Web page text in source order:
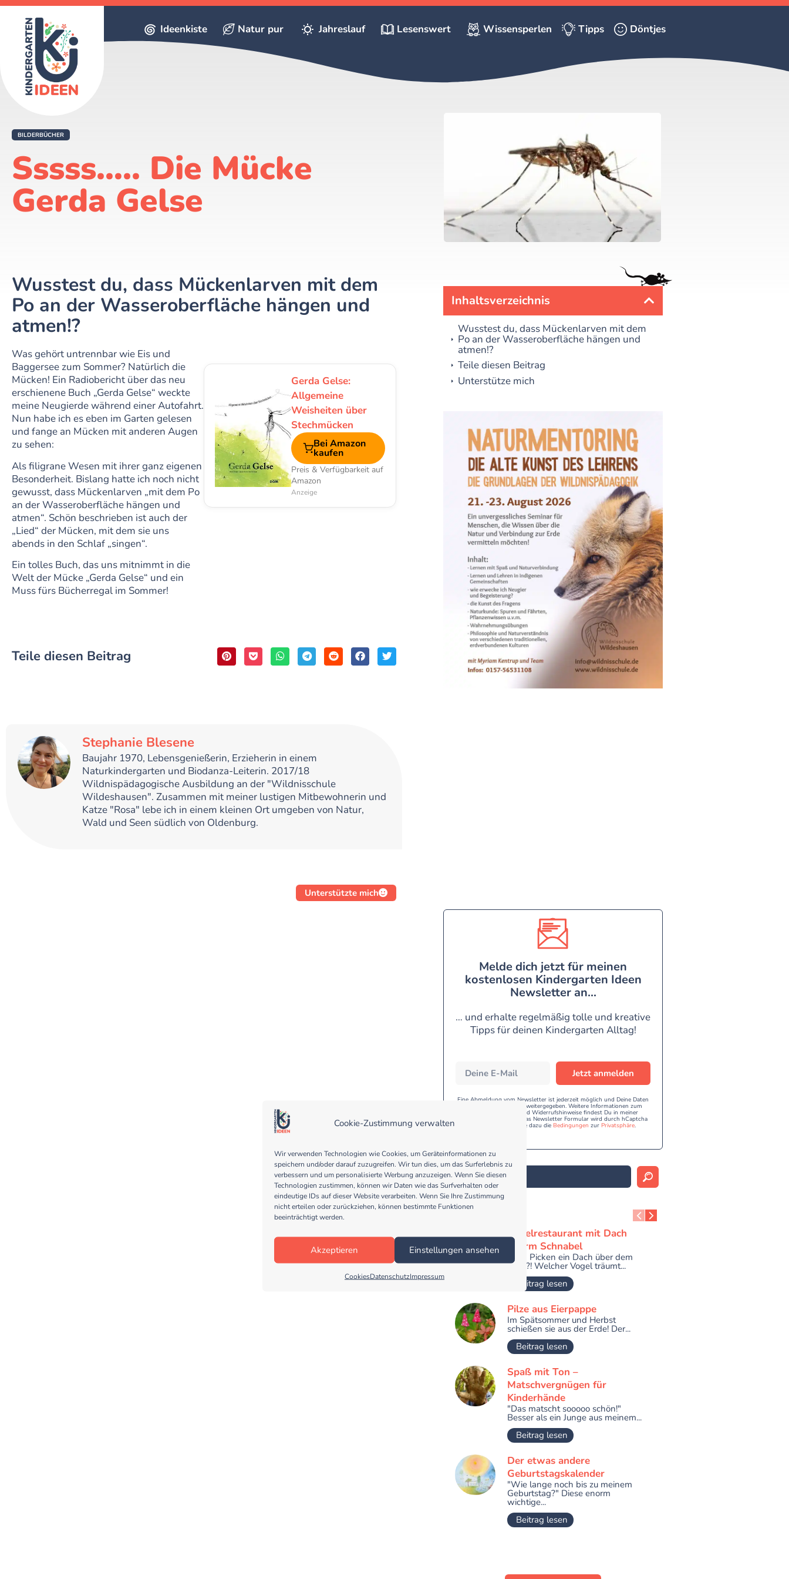
Cookie-Zustimmung verwalten
Wir verwenden Technologien wie Cookies, um Geräteinformationen zu
speichern und/oder darauf zuzugreifen. Wir tun dies, um das Surferlebnis zu
verbessern und um personalisierte Werbung anzuzeigen. Wenn Sie diesen
Technologien zustimmen, können wir Daten wie das Surfverhalten oder
eindeutige IDs auf dieser Website verarbeiten. Wenn Sie Ihre Zustimmung
nicht erteilen oder zurückziehen, können bestimmte Funktionen
beeinträchtigt werden.
Akzeptieren Einstellungen ansehen
CookiesDatenschutzImpressum
Ideenkiste Natur pur Jahreslauf Lesenswert Wissensperlen Tipps Döntjes
BILDERBÜCHER
Sssss….. Die Mücke
Gerda Gelse
Wusstest du, dass Mückenlarven mit dem
Po an der Wasseroberfläche hängen und
atmen!?
Was gehört untrennbar wie Eis und
Baggersee zum Sommer? Natürlich die
Mücken! Ein Radiobericht über das neu
erschienene Buch „Gerda Gelse“ weckte
meine Neugierde während einer Autofahrt.
Nun habe ich es eben im Garten gelesen
und fange an Mücken mit anderen Augen
zu sehen:
Als filigrane Wesen mit ihrer ganz eigenen
Besonderheit. Bislang hatte ich noch nicht
gewusst, dass Mückenlarven „mit dem Po
an der Wasseroberfläche hängen und
atmen“. Schön beschrieben ist auch der
„Lied“ der Mücken, mit dem sie uns
abends in den Schlaf „singen“.
Ein tolles Buch, das uns mitnimmt in die
Welt der Mücke „Gerda Gelse“ und ein
Muss fürs Bücherregal im Sommer!
Gerda Gelse:
Allgemeine
Weisheiten über
Stechmücken
Bei Amazon
kaufen
Preis & Verfügbarkeit auf
Amazon
Anzeige
Teile diesen Beitrag
Stephanie Blesene
Baujahr 1970, Lebensgenießerin, Erzieherin in einem
Naturkindergarten und Biodanza-Leiterin. 2017/18
Wildnispädagogische Ausbildung an der "Wildnisschule
Wildeshausen". Zusammen mit meiner lustigen Mitbewohnerin und
Katze "Rosa" lebe ich in einem kleinen Ort umgeben von Natur,
Wald und Seen südlich von Oldenburg.
Unterstützte mich
Inhaltsverzeichnis
Wusstest du, dass Mückenlarven mit dem
Po an der Wasseroberfläche hängen und
atmen!?
Teile diesen Beitrag
Unterstütze mich
Melde dich jetzt für meinen
kostenlosen Kindergarten Ideen
Newsletter an...
… und erhalte regelmäßig tolle und kreative
Tipps für deinen Kindergarten Alltag!
Jetzt anmelden
Eine Abmeldung vom Newsletter ist jederzeit möglich und Deine Daten
werden nicht an Dritte weitergegeben. Weitere Informationen zum
Anmeldeverfahren und Widerrufshinweise findest Du in meiner
Datenschutzerklärung. Das Newsletter Formular wird durch hCaptcha
geschützt. Bitte lese dazu die Bedingungen zur Privatsphäre.
Vogelrestaurant mit Dach
überm Schnabel
Beim Picken ein Dach über dem
Kopf?! Welcher Vogel träumt...
Beitrag lesen
Pilze aus Eierpappe
Im Spätsommer und Herbst
schießen sie aus der Erde! Der...
Beitrag lesen
Spaß mit Ton –
Matschvergnügen für
Kinderhände
"Das matscht sooooo schön!"
Besser als ein Junge aus meinem...
Beitrag lesen
Der etwas andere
Geburtstagskalender
"Wie lange noch bis zu meinem
Geburtstag?" Diese enorm
wichtige...
Beitrag lesen